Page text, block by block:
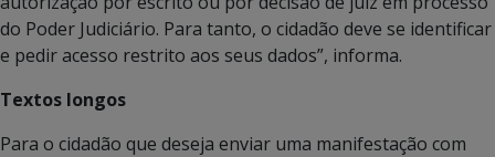
do Poder Judiciário. Para tanto, o cidadão deve se identificar
e pedir acesso restrito aos seus dados”, informa.
Textos longos
Para o cidadão que deseja enviar uma manifestação com